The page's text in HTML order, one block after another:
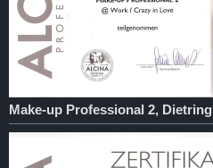
Make-up Professional 2, Dietring